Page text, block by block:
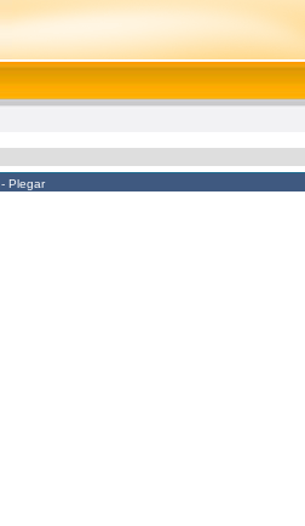
- Plegar